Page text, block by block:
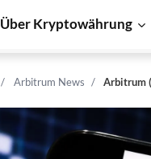
Über Kryptowährung
Arbitrum News Arbitrum